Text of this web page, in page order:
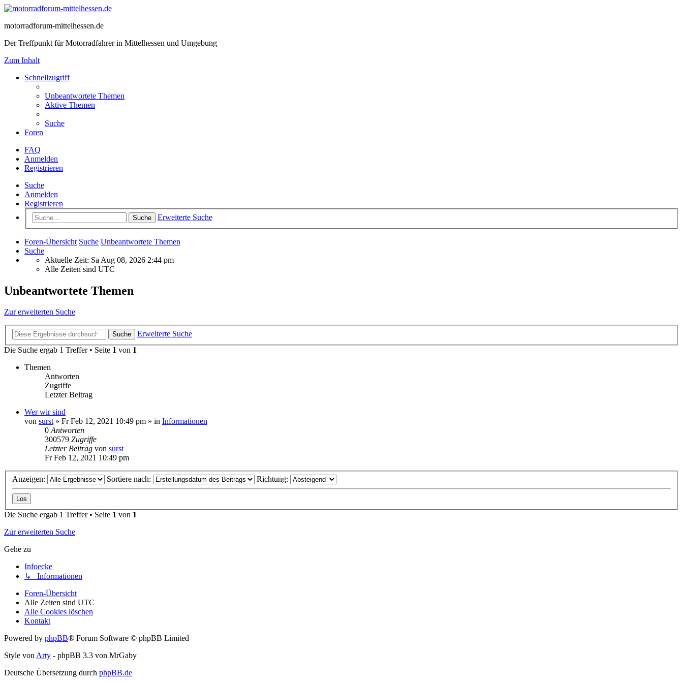
motorradforum-mittelhessen.de
Der Treffpunkt für Motorradfahrer in Mittelhessen und Umgebung
Zum Inhalt
Schnellzugriff
Unbeantwortete Themen
Aktive Themen
Suche
Foren
FAQ
Anmelden
Registrieren
Suche
Anmelden
Registrieren
Suche Erweiterte Suche
Foren-Übersicht Suche Unbeantwortete Themen
Suche
Aktuelle Zeit: Sa Aug 08, 2026 2:44 pm
Alle Zeiten sind UTC
Unbeantwortete Themen
Zur erweiterten Suche
Suche
Erweiterte Suche
Die Suche ergab 1 Treffer • Seite 1 von 1
Themen
Antworten
Zugriffe
Letzter Beitrag
Wer wir sind
von surst » Fr Feb 12, 2021 10:49 pm » in Informationen
0 Antworten
300579 Zugriffe
Letzter Beitrag von surst
Fr Feb 12, 2021 10:49 pm
Anzeigen: Sortiere nach: Richtung:
Die Suche ergab 1 Treffer • Seite 1 von 1
Zur erweiterten Suche
Gehe zu
Infoecke
↳ Informationen
Foren-Übersicht
Alle Zeiten sind UTC
Alle Cookies löschen
Kontakt
Powered by phpBB® Forum Software © phpBB Limited
Style von Arty - phpBB 3.3 von MrGaby
Deutsche Übersetzung durch phpBB.de